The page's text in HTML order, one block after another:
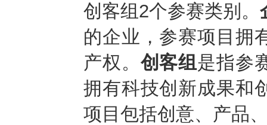
创客组2个参赛类别。
的企业，参赛项目拥
产权。 创客组是指参
拥有科技创新成果和
项目包括创意、产品